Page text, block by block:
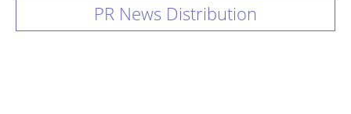
PR News Distribution